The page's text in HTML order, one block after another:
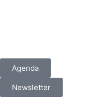
Agenda
Newsletter